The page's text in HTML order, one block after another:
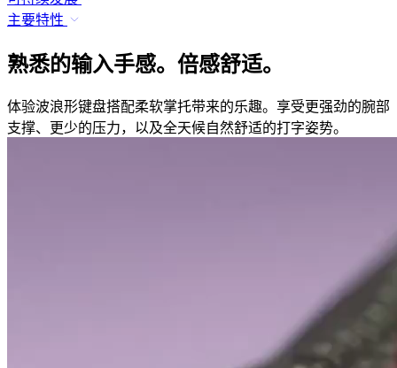
主要特性
熟悉的输入手感。倍感舒适。
体验波浪形键盘搭配柔软掌托带来的乐趣。享受更强劲的腕部
支撑、更少的压力，以及全天候自然舒适的打字姿势。